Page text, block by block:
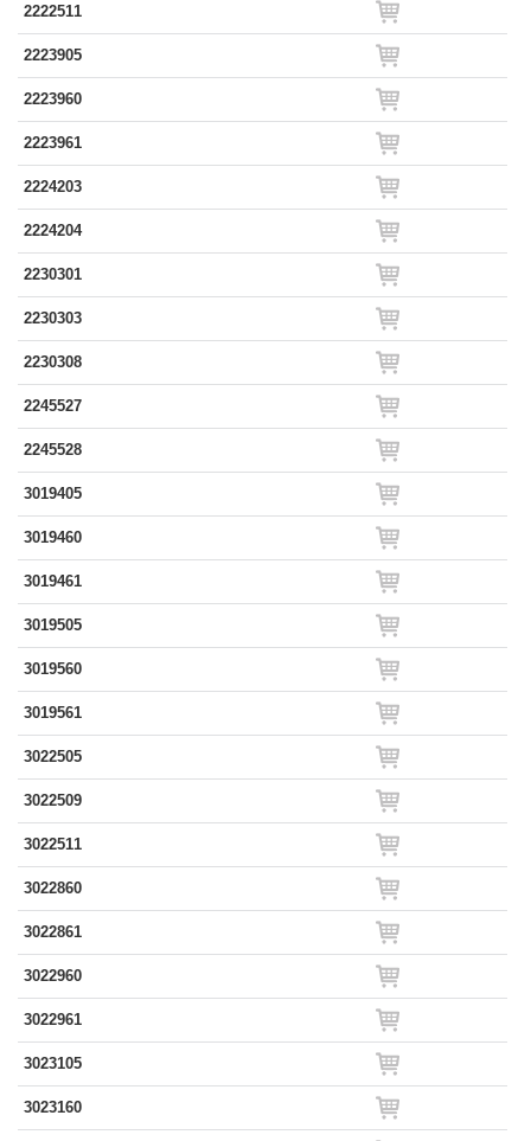
2222511
2223905
2223960
2223961
2224203
2224204
2230301
2230303
2230308
2245527
2245528
3019405
3019460
3019461
3019505
3019560
3019561
3022505
3022509
3022511
3022860
3022861
3022960
3022961
3023105
3023160